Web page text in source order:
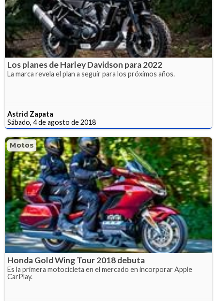
Los planes de Harley Davidson para 2022
La marca revela el plan a seguir para los próximos años.
Astrid Zapata
Sábado, 4 de agosto de 2018
Motos
Honda Gold Wing Tour 2018 debuta
Es la primera motocicleta en el mercado en incorporar Apple
CarPlay.